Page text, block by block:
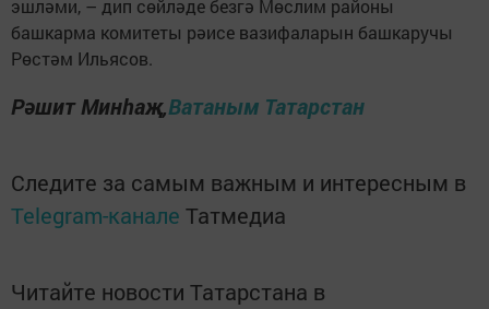
эшләми, – дип сөйләде безгә Мөслим районы
башкарма комитеты рәисе вазифаларын башкаручы
Рөстәм Ильясов.
Рәшит Минһаҗ,Ватаным Татарстан
Следите за самым важным и интересным в
Telegram-канале Татмедиа
Читайте новости Татарстана в